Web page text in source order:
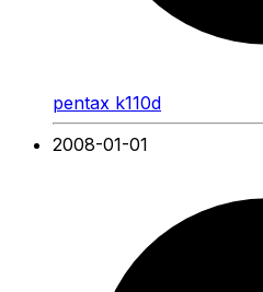
pentax k110d
2008-01-01